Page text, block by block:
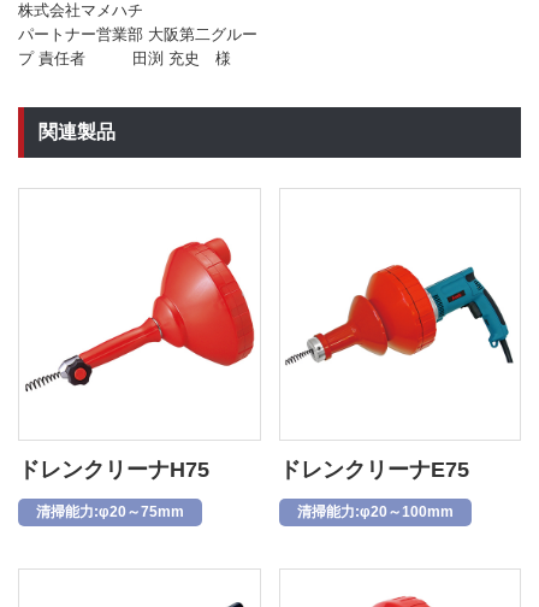
株式会社マメハチ
パートナー営業部 大阪第二グルー
プ 責任者 田渕 充史 様
関連製品
ドレンクリーナH75
清掃能力:φ20～75mm
ドレンクリーナE75
清掃能力:φ20～100mm